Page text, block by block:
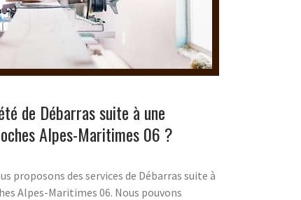
de Débarras suite à une
Alpes-Maritimes 06 ?
proposons des services de Débarras suite à
Alpes-Maritimes 06. Nous pouvons